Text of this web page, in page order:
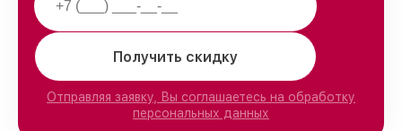
Получить скидку
Отправляя заявку, Вы соглашаетесь на обработку
персональных данных